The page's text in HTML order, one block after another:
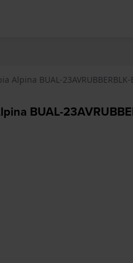
Alpina BUAL-23AVRUBBERBLK-
BUAL-